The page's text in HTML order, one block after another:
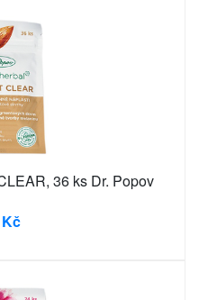
36 ks Dr. Popov